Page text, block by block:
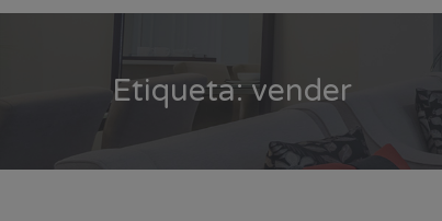
Etiqueta: vender